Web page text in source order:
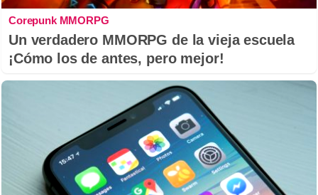
Corepunk MMORPG
Un verdadero MMORPG de la vieja escuela
¡Cómo los de antes, pero mejor!